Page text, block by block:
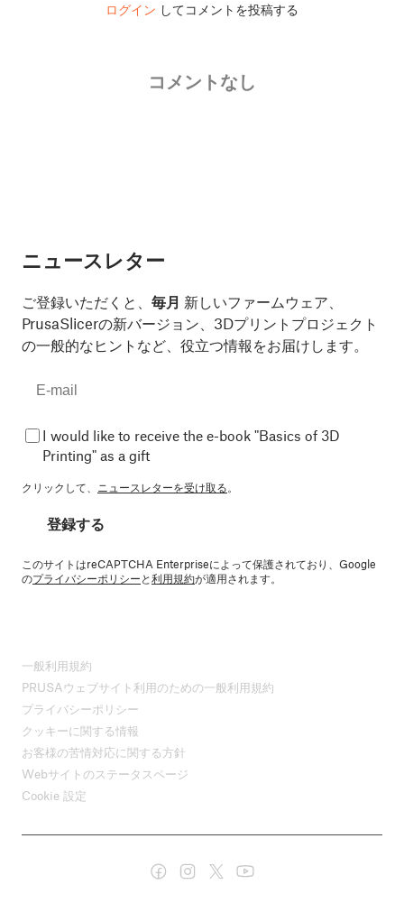
ログイン してコメントを投稿する
コメントなし
ニュースレター
ご登録いただくと、 毎月 新しいファームウェア、
PrusaSlicerの新バージョン、3Dプリントプロジェクト
の一般的なヒントなど、役立つ情報をお届けします。
I would like to receive the e-book "Basics of 3D
Printing" as a gift
クリックして、 ニュースレターを受け取る。
登録する
このサイトはreCAPTCHA Enterpriseによって保護されており、Google
のプライバシーポリシーと利用規約が適用されます。
一般利用規約
PRUSAウェブサイト利用のための一般利用規約
プライバシーポリシー
クッキーに関する情報
お客様の苦情対応に関する方針
Webサイトのステータスページ
Cookie 設定